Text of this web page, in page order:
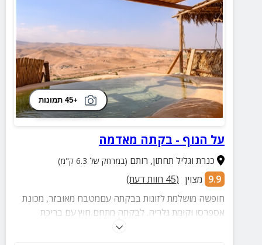
+45 תמונות
על הנוף - בקתה מאדמה
כנרת וגליל תחתון, רותם (במרחק של 6.3 ק"מ)
9.9 מצוין (
45 חוות דעת)
חופשה מושלמת לזוגות בבקתה עםמטבח מאובזר, מכונת
אספרסו וקומת גלריה. לבקתה מתחם חוץ עם בריכת
שכשוך טבעית, פינות ישיבה, פינת מדורה ונוף מושלם.